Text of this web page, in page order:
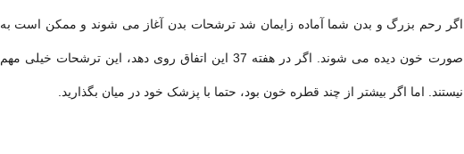
اگر رحم بزرگ و بدن شما آماده زایمان شد ترشحات بدن آغاز می شوند و ممکن است به
صورت خون دیده می شوند. اگر در هفته 37 این اتفاق روی دهد، این ترشحات خیلی مهم
نیستند. اما اگر بیشتر از چند قطره خون بود، حتما با پزشک خود در میان بگذارید.